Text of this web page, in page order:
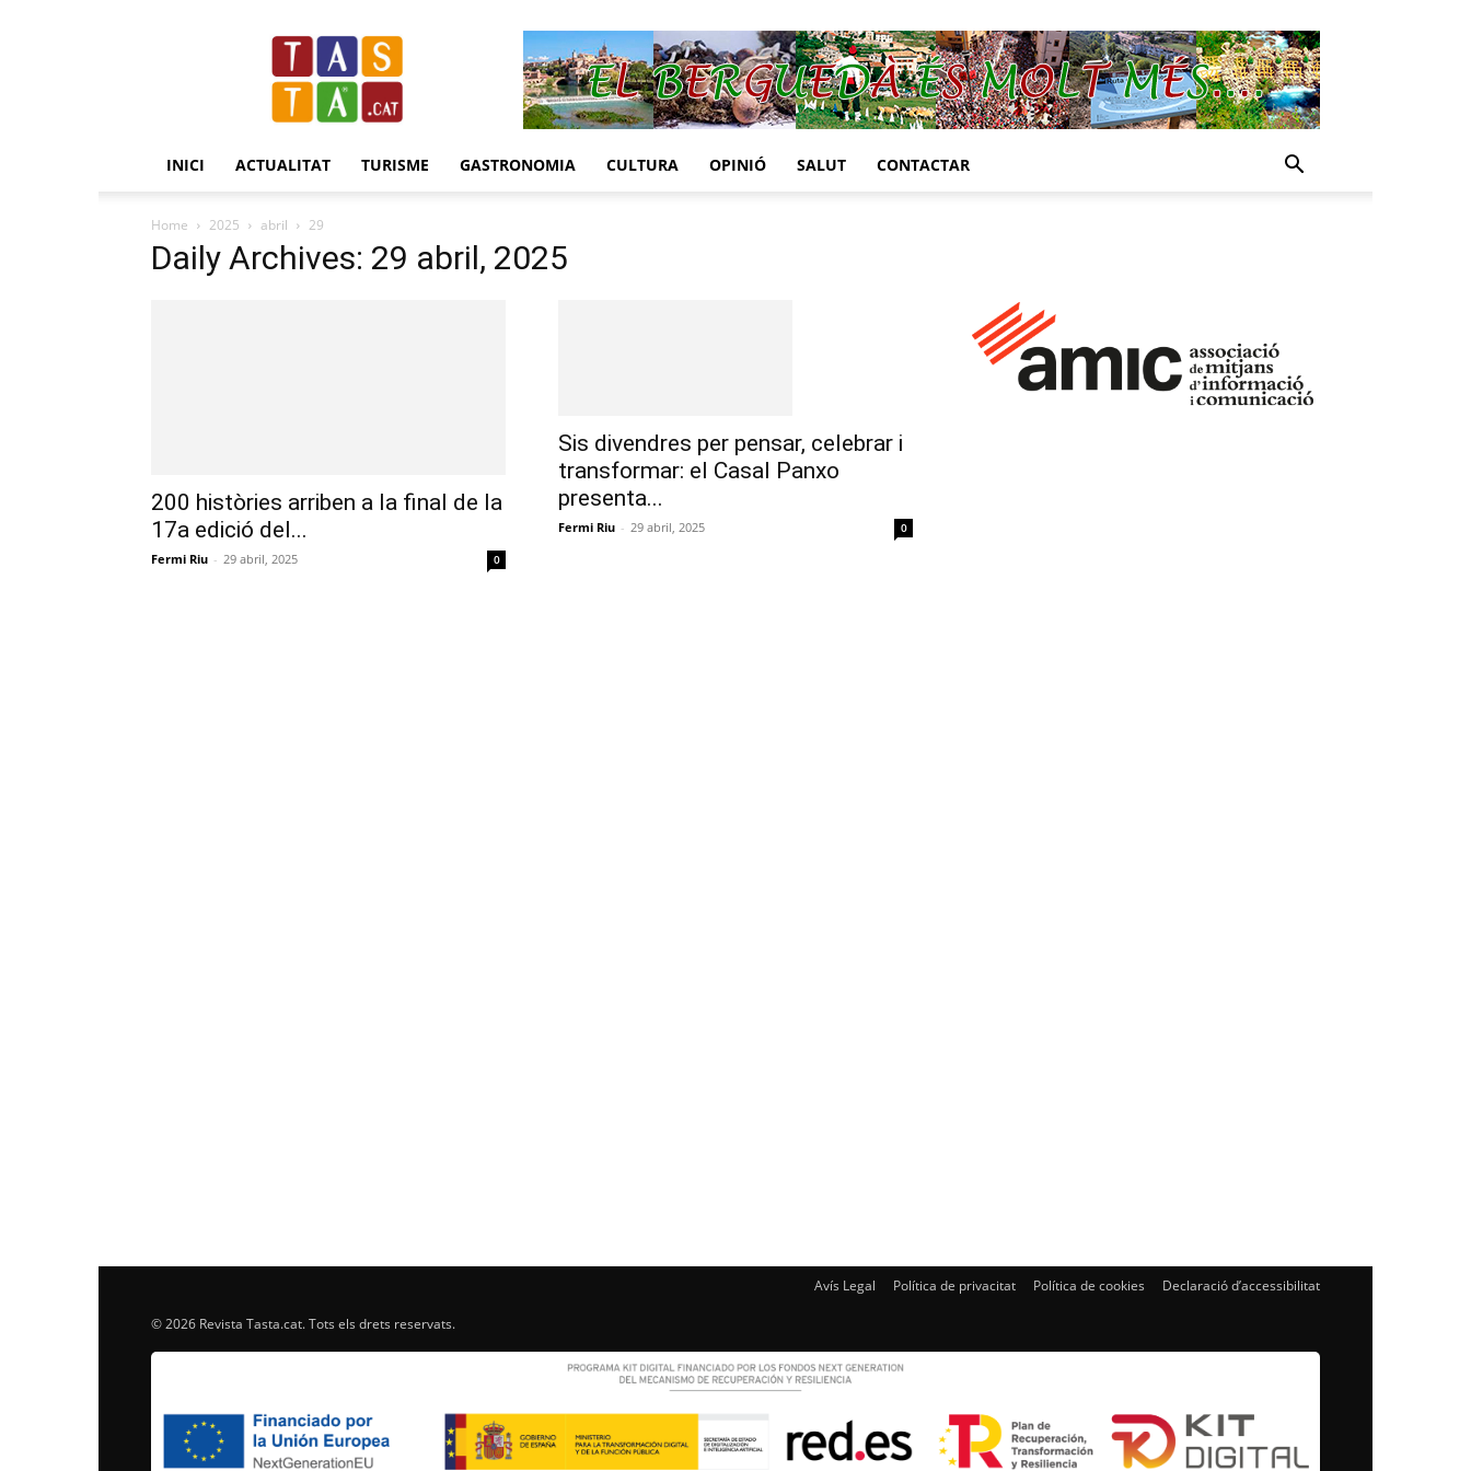
Revista
Tasta.cat
INICI ACTUALITAT TURISME GASTRONOMIA CULTURA OPINIÓ SALUT CONTACTAR
Home 2025 abril 29
Daily Archives: 29 abril, 2025
200 històries arriben a la final de la
17a edició del...
Fermi Riu - 29 abril, 2025 0
Sis divendres per pensar, celebrar i
transformar: el Casal Panxo
presenta...
Fermi Riu - 29 abril, 2025 0
Avís Legal Política de privacitat Política de cookies Declaració d’accessibilitat
© 2026 Revista Tasta.cat. Tots els drets reservats.